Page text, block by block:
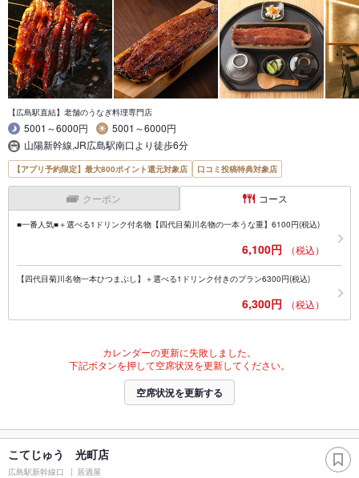
【広島駅直結】老舗のうなぎ料理専門店
5001～6000円
5001～6000円
山陽新幹線,JR広島駅南口より徒歩6分
【アプリ予約限定】最大800ポイント還元対象店 口コミ投稿特典対象店
クーポン コース
■一番人気■＋選べる1ドリンク付名物【四代目菊川名物の一本うな重】6100円(税込)
6,100円 （税込）
【四代目菊川名物一本ひつまぶし】＋選べる1ドリンク付きのプラン6300円(税込)
6,300円 （税込）
カレンダーの更新に失敗しました。
下記ボタンを押して空席状況を更新してください。
空席状況を更新する
こてじゅう 光町店
広島駅新幹線口 居酒屋